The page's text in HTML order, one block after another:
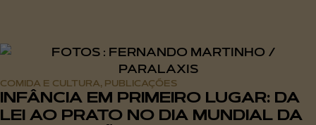
COMIDA E CULTURA, PUBLICAÇÕES
INFÂNCIA EM PRIMEIRO LUGAR: DA
LEI AO PRATO NO DIA MUNDIAL DA